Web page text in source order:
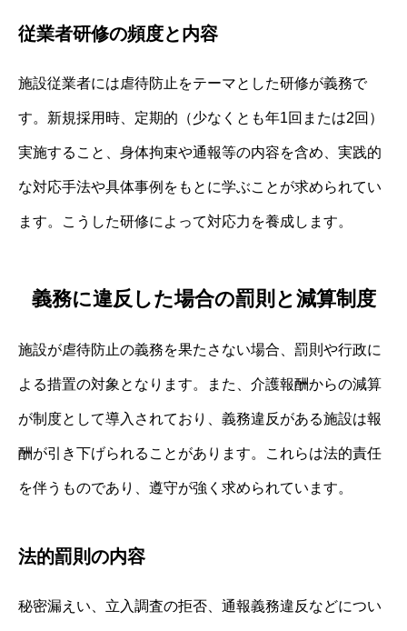
従業者研修の頻度と内容
施設従業者には虐待防止をテーマとした研修が義務で
す。新規採用時、定期的（少なくとも年1回または2回）
実施すること、身体拘束や通報等の内容を含め、実践的
な対応手法や具体事例をもとに学ぶことが求められてい
ます。こうした研修によって対応力を養成します。
義務に違反した場合の罰則と減算制度
施設が虐待防止の義務を果たさない場合、罰則や行政に
よる措置の対象となります。また、介護報酬からの減算
が制度として導入されており、義務違反がある施設は報
酬が引き下げられることがあります。これらは法的責任
を伴うものであり、遵守が強く求められています。
法的罰則の内容
秘密漏えい、立入調査の拒否、通報義務違反などについ